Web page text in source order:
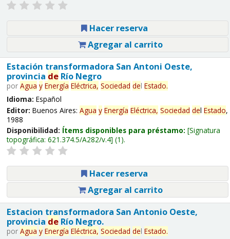
Hacer reserva
Agregar al carrito
Estación transformadora San Antoni Oeste,
provincia deRío Negro
por Agua y Energía Eléctrica, Sociedad del Estado.
Idioma: Español
Editor: Buenos Aires: Agua y Energía Eléctrica, Sociedad del Estado,
1988
Disponibilidad: Ítems disponibles para préstamo: Signatura
topográfica: 621.374.5/A282/v.4 (1).
Hacer reserva
Agregar al carrito
Estacion transformadora San Antonio Oeste,
provincia deRío Negro.
por Agua y Energía Eléctrica, Sociedad del Estado.